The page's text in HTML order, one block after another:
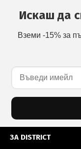
Искаш да
Вземи -15% за
ЗА DISTRICT